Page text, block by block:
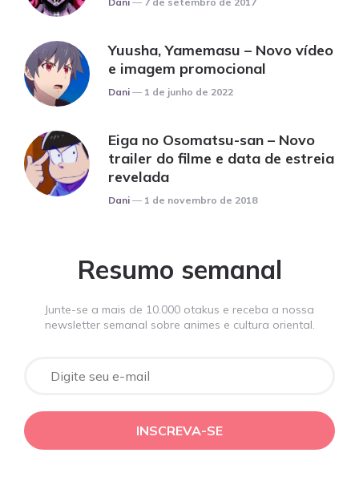
Yuusha, Yamemasu – Novo vídeo
e imagem promocional
Posted
Dani 1 de junho de 2022
Eiga no Osomatsu-san – Novo
trailer do filme e data de estreia
revelada
Posted
Dani 1 de novembro de 2018
Resumo semanal
Junte-se a mais de 10.000 otakus e receba a nossa
newsletter semanal sobre animes e cultura oriental.